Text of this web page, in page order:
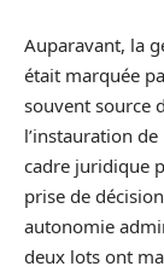
Auparavant, la
était marquée
souvent source
l’instauration de
cadre juridique
prise de
autonomie
deux lots ont